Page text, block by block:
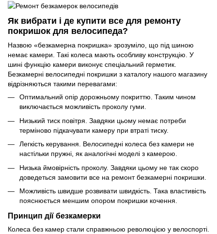
Як вибрати і де купити все для ремонту
покришок для велосипеда?
Назвою «безкамерна покришка» зрозуміло, що під шиною
немає камери. Такі колеса мають особливу конструкцію. У
шині функцію камери виконує спеціальний герметик.
Безкамерні велосипедні покришки з каталогу нашого магазину
відрізняються такими перевагами:
Оптимальний опір дорожньому покриттю. Таким чином
виключається можливість проколу гуми.
Низький тиск повітря. Завдяки цьому немає потреби
терміново підкачувати камеру при втраті тиску.
Легкість керування. Велосипедні колеса без камери не
настільки пружні, як аналогічні моделі з камерою.
Низька ймовірність проколу. Завдяки цьому не так скоро
доведеться замовити все на ремонт безкамерні покришки.
Можливість швидше розвивати швидкість. Така властивість
пояснюється меншим опором покришки кочення.
Принцип дії безкамерки
Колеса без камер стали справжньою революцією у велоспорті.